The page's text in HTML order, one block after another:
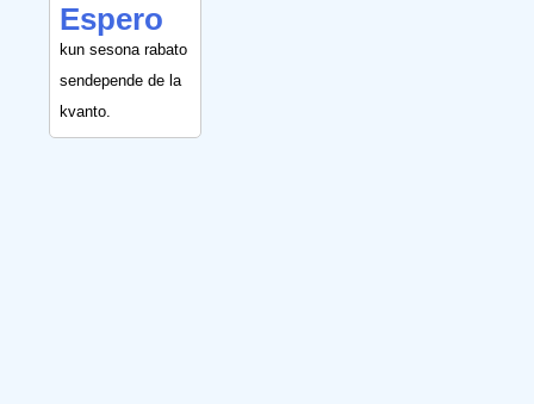
Espero
kun sesona rabato
sendepende de la
kvanto.